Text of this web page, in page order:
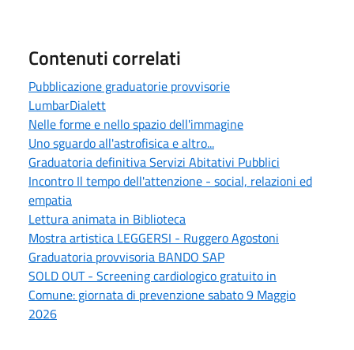
Contenuti correlati
Pubblicazione graduatorie provvisorie
LumbarDialett
Nelle forme e nello spazio dell'immagine
Uno sguardo all'astrofisica e altro...
Graduatoria definitiva Servizi Abitativi Pubblici
Incontro Il tempo dell'attenzione - social, relazioni ed
empatia
Lettura animata in Biblioteca
Mostra artistica LEGGERSI - Ruggero Agostoni
Graduatoria provvisoria BANDO SAP
SOLD OUT - Screening cardiologico gratuito in
Comune: giornata di prevenzione sabato 9 Maggio
2026